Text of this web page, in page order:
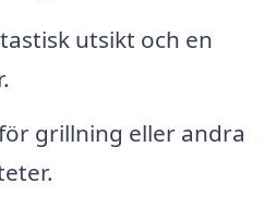
utsikt och en
grillning eller andra